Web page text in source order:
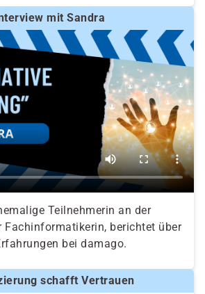
mit Sandra
Teilnehmerin an der
Fachinformatikerin, berichtet über
bei damago.
schafft Vertrauen